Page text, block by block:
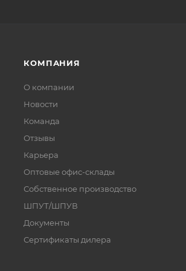
КОМПАНИЯ
О компании
Новости
Команда
Отзывы
Карьера
Оптовые офис-склады
Собственное производство
ШПУТ/ШПУВ
Документы
Сертификаты дилера